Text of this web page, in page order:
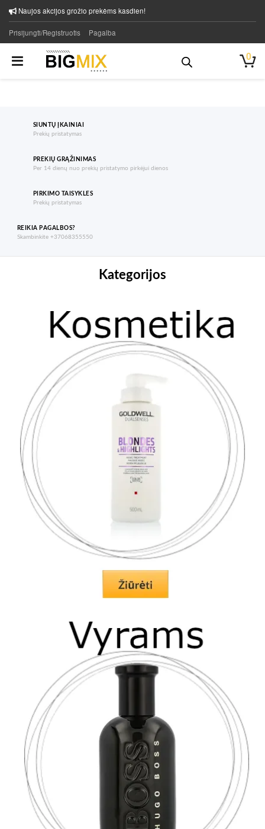
Naujos akcijos grožio prekėms kasdien!
Prisijungti/Registruotis Pagalba
0
SIUNTŲ ĮKAINIAI
Prekių pristatymas
PREKIŲ GRĄŽINIMAS
Per 14 dienų nuo prekių pristatymo pirkėjui dienos
PIRKIMO TAISYKLES
Prekių pristatymas
REIKIA PAGALBOS?
Skambinkite +37068355550
Kategorijos